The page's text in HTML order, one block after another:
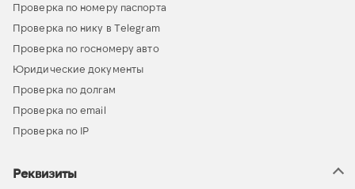
Проверка по номеру паспорта
Проверка по нику в Telegram
Проверка по госномеру авто
Юридические документы
Проверка по долгам
Проверка по email
Проверка по IP
Реквизиты